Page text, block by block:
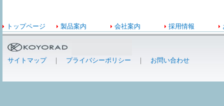
トップページ 製品案内 会社案内 採用情報
サイトマップ｜ プライバシーポリシー ｜ お問い合わせ